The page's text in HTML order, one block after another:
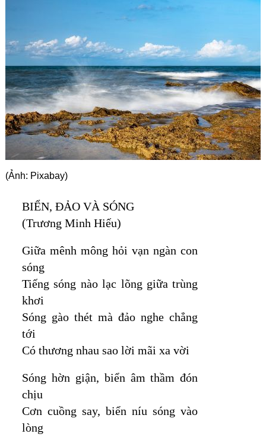
Liên hệ
Tìm kiếm
(Ảnh: Pixabay)
BIỂN, ĐẢO VÀ SÓNG
(Trương Minh Hiếu)
Giữa mênh mông hỏi vạn ngàn con
sóng
Tiếng sóng nào lạc lõng giữa trùng
khơi
Sóng gào thét mà đảo nghe chẳng
tới
Có thương nhau sao lời mãi xa vời
Sóng hờn giận, biển âm thầm đón
chịu
Cơn cuồng say, biển níu sóng vào
lòng